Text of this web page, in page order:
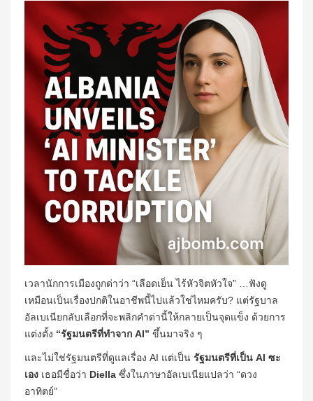
เวลานักการเมืองถูกด่าว่า “เลือดเย็น ไร้หัวจิตหัวใจ” …ฟังดู
เหมือนเป็นเรื่องปกติในอาชีพนี้ไปแล้วใช่ไหมครับ? แต่รัฐบาล
อัลเบเนียกลับเลือกที่จะพลิกคำด่านี้ให้กลายเป็นจุดแข็ง ด้วยการ
แต่งตั้ง “รัฐมนตรีที่ทำจาก AI” ขึ้นมาจริง ๆ
และไม่ใช่รัฐมนตรีที่ดูแลเรื่อง AI แต่เป็น รัฐมนตรีที่เป็น AI ซะ
เอง เธอมีชื่อว่า Diella ซึ่งในภาษาอัลเบเนียแปลว่า “ดวง
อาทิตย์”